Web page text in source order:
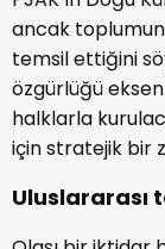
ancak
temsil ettiğini
özgürlüğü
halklarla
için stratejik bir
Uluslararası